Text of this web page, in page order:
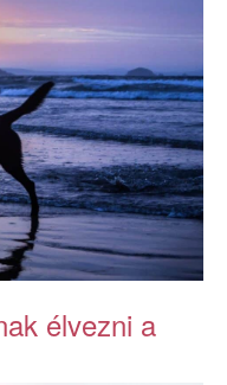
élvezni a